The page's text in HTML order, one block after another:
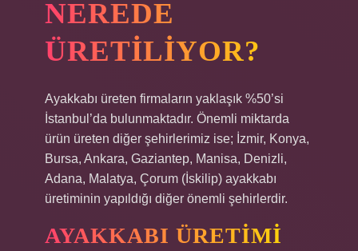
NEREDE
ÜRETILIYOR?
Ayakkabı üreten firmaların yaklaşık %50’si
İstanbul’da bulunmaktadır. Önemli miktarda
ürün üreten diğer şehirlerimiz ise; İzmir, Konya,
Bursa, Ankara, Gaziantep, Manisa, Denizli,
Adana, Malatya, Çorum (İskilip) ayakkabı
üretiminin yapıldığı diğer önemli şehirlerdir.
AYAKKABI ÜRETIMI